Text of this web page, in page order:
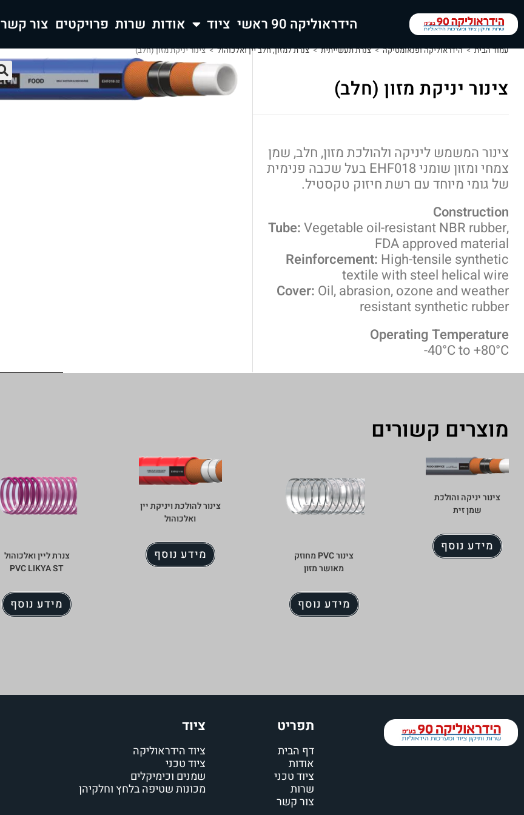
הידראוליקה 90 ראשי ציוד אודות שרות פרויקטים צור קשר
עמוד הבית > הידראוליקה ופנאומטיקה > צנרת תעשייתית > צנרת למזון, חלב יין ואלכוהול > צינור יניקת מזון (חלב)
צינור יניקת מזון (חלב)
צינור המשמש ליניקה ולהולכת מזון, חלב, שמן
צמחי ומזון שומני EHF018 בעל שכבה פנימית
של גומי מיוחד עם רשת חיזוק טקסטיל.
Construction
Tube:Vegetable oil-resistant NBR rubber,
FDA approved material
Reinforcement: High-tensile synthetic
textile with steel helical wire
Cover: Oil, abrasion, ozone and weather
resistant synthetic rubber
Operating Temperature
40°C to +80°C-
מוצרים קשורים
צינור יניקה והולכת
שמן זית
מידע נוסף
צינור PVC מחוזק
מאושר מזון
מידע נוסף
צינור להולכת ויניקת יין
ואלכוהול
מידע נוסף
צנרת ליין ואלכוהול
PVC LIKYA ST
מידע נוסף
תפריט
דף הבית
אודות
ציוד טכני
שרות
צור קשר
ציוד
ציוד הידראוליקה
ציוד טכני
שמנים וכימיקלים
מכונות שטיפה בלחץ וחלקיהן